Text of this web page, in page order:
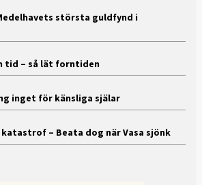
största guldfynd i
tid – så lät forntiden
inget för känsliga själar
katastrof – Beata dog när Vasa sjönk